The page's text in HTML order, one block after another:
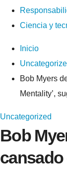
Ciencia y
Inicio
Bob Myers
Mentality’,
Uncategorized
Bob
cansado